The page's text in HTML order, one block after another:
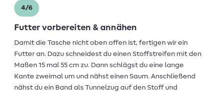
4/6
Futter vorbereiten & annähen
Damit die Tasche nicht oben offen ist, fertigen wir ein
Futter an. Dazu schneidest du einen Stoffstreifen mit den
Maßen 15 mal 55 cm zu. Dann schlägst du eine lange
Kante zweimal um und nähst einen Saum. Anschließend
nähst du ein Band als Tunnelzug auf den Stoff und